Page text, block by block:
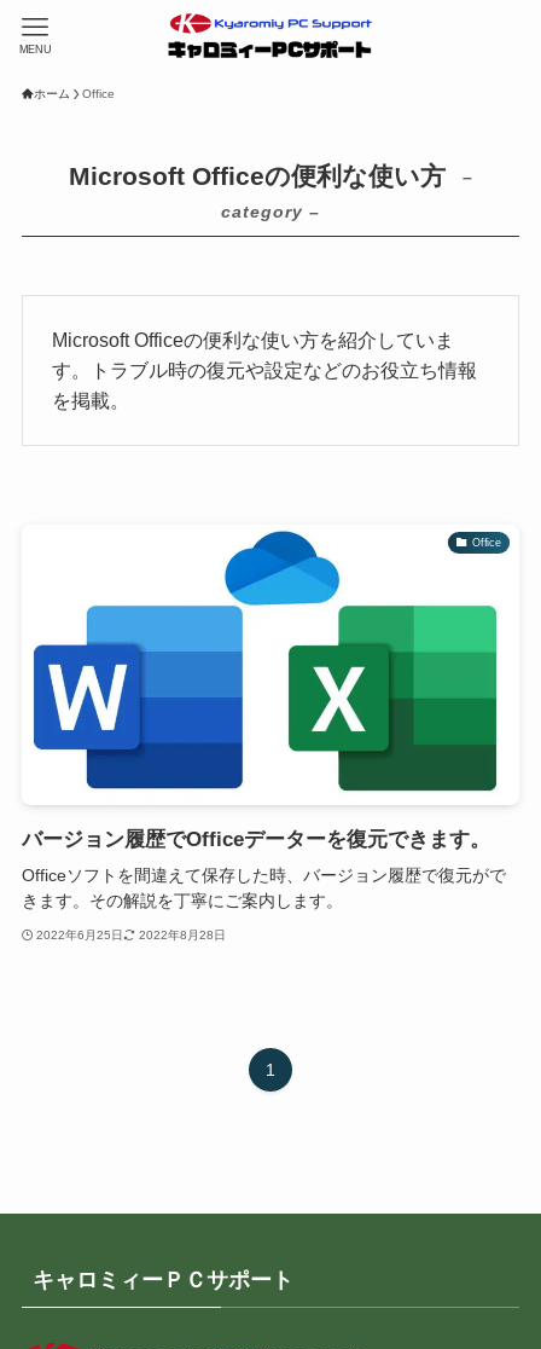
MENU
ホーム Office
Microsoft Officeの便利な使い方
–
category –
Microsoft Officeの便利な使い方を紹介していま
す。トラブル時の復元や設定などのお役立ち情報
を掲載。
Office
バージョン履歴でOfficeデーターを復元できます。
Officeソフトを間違えて保存した時、バージョン履歴で復元がで
きます。その解説を丁寧にご案内します。
2022年6月25日 2022年8月28日
1
キャロミィーＰＣサポート